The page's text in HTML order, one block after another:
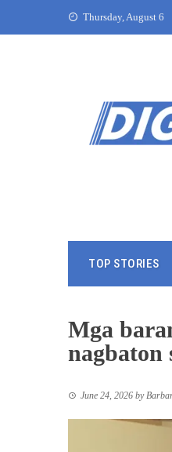
Thursday, August 6
TOP STORIES
Mga
nagbaton
June 24, 2026 by